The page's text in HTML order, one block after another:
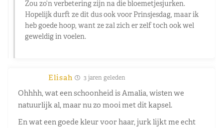
Zou zo’n verbetering zijn na die bloemetjesjurken.
Hopelijk durft ze dit dus ook voor Prinsjesdag, maar ik
heb goede hoop, want ze zal zich er zelf toch ook wel
geweldig in voelen.
Elisah 3 jaren geleden
Ohhhh, wat een schoonheid is Amalia, wisten we
natuurlijk al, maar nu zo mooi met dit kapsel.
En wat een goede kleur voor haar, jurk lijkt me echt